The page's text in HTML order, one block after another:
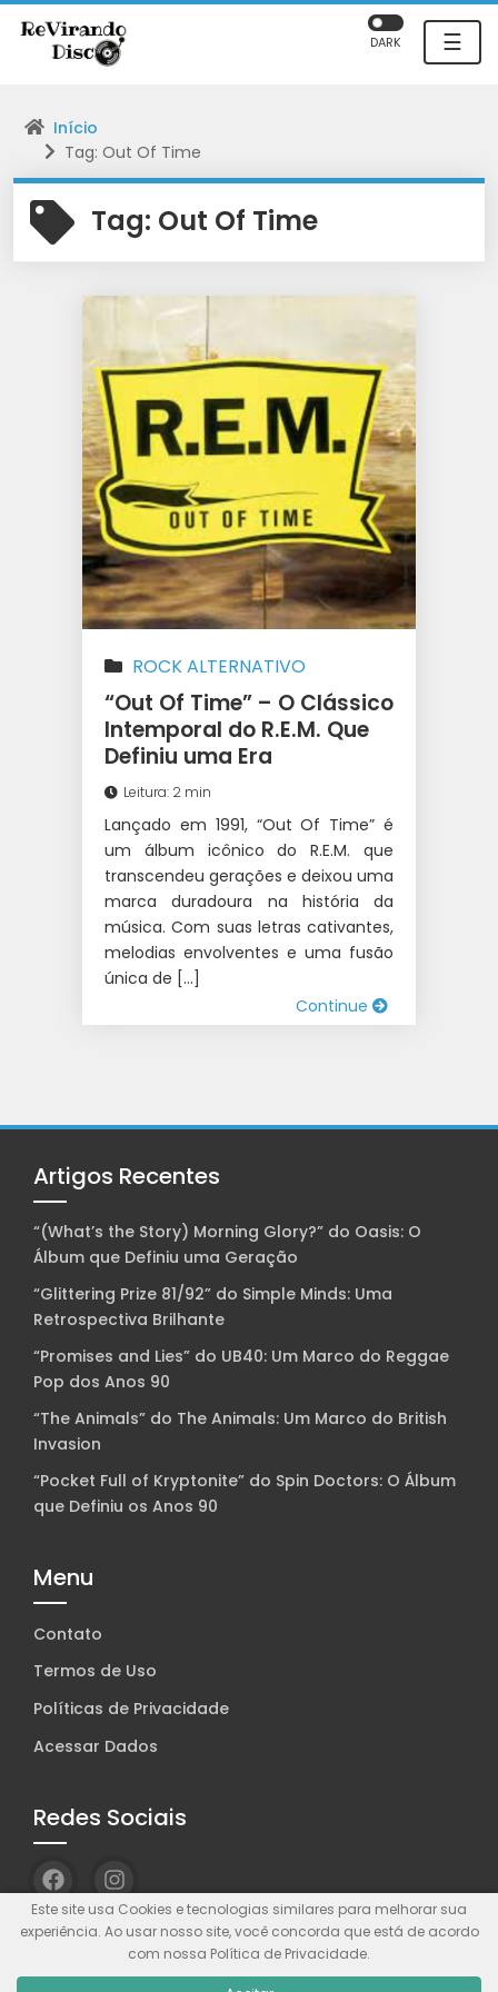
☰
DARK
Início
Tag: Out Of Time
Tag: Out Of Time
ROCK ALTERNATIVO
“Out Of Time” – O Clássico
Intemporal do R.E.M. Que
Definiu uma Era
Leitura: 2 min
Lançado em 1991, “Out Of Time” é
um álbum icônico do R.E.M. que
transcendeu gerações e deixou uma
marca duradoura na história da
música. Com suas letras cativantes,
melodias envolventes e uma fusão
única de […]
Continue
Artigos Recentes
“(What’s the Story) Morning Glory?” do Oasis: O
Álbum que Definiu uma Geração
“Glittering Prize 81/92” do Simple Minds: Uma
Retrospectiva Brilhante
“Promises and Lies” do UB40: Um Marco do Reggae
Pop dos Anos 90
“The Animals” do The Animals: Um Marco do British
Invasion
“Pocket Full of Kryptonite” do Spin Doctors: O Álbum
que Definiu os Anos 90
Menu
Contato
Termos de Uso
Políticas de Privacidade
Acessar Dados
Redes Sociais
Este site usa Cookies e tecnologias similares para melhorar sua
experiência. Ao usar nosso site, você concorda que está de acordo
com nossa Política de Privacidade.